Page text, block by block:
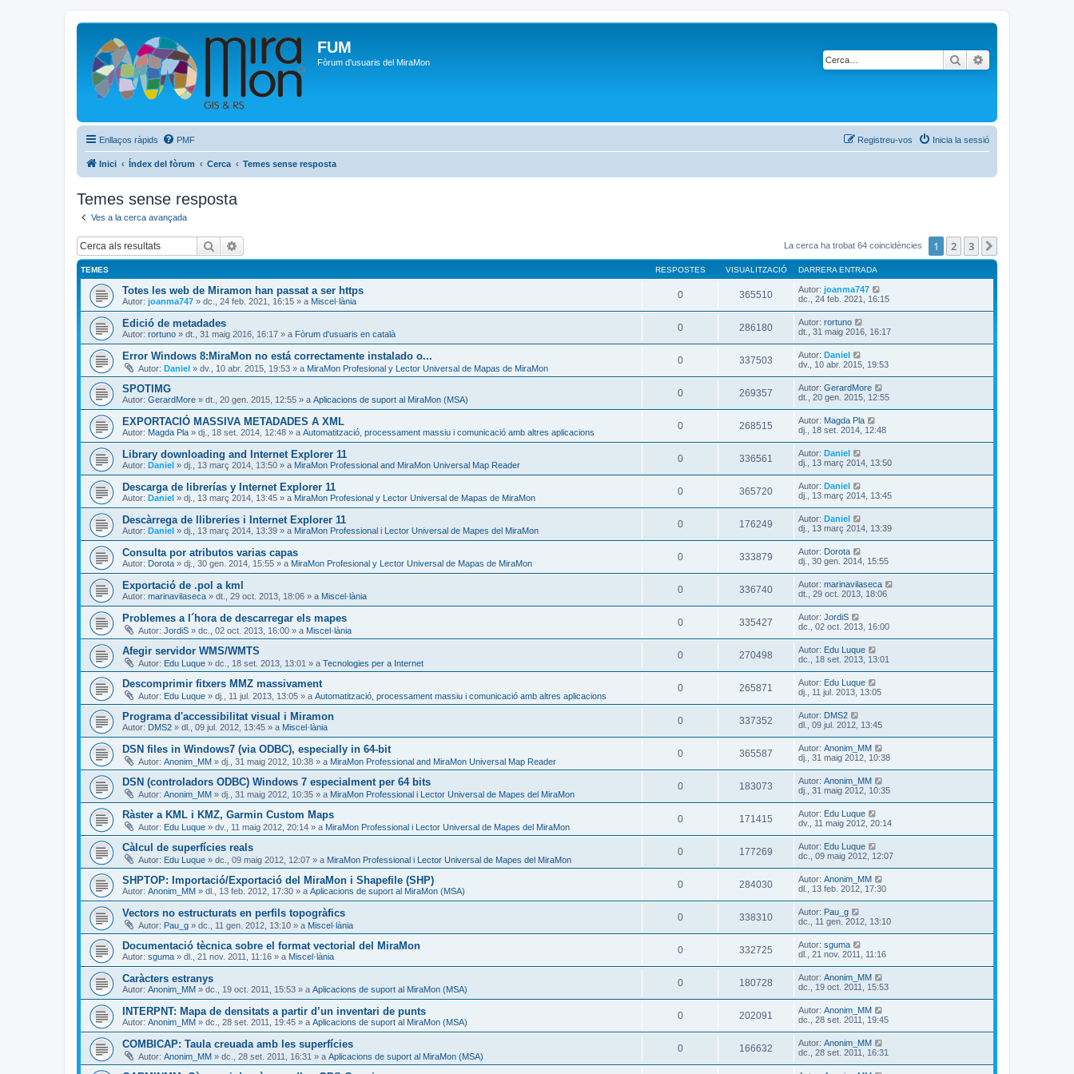
FUM
Fòrum d'usuaris del MiraMon Cerca
Enllaços ràpids PMF Inicia la sessió
Registreu-vos
Inici Índex del fòrum Cerca Temes sense resposta
Temes sense resposta
Ves a la cerca avançada
Cerca La cerca ha trobat 64 coincidències 1 2 3
TEMES RESPOSTES VISUALITZACIÓ DARRERA ENTRADA
Totes les web de Miramon han passat a ser https
Autor: joanma747 » dc., 24 feb. 2021, 16:15 » a Miscel·lània
0 365510 Autor: joanma747
dc., 24 feb. 2021, 16:15
Edició de metadades
Autor: rortuno » dt., 31 maig 2016, 16:17 » a Fòrum d'usuaris en català
0 286180 Autor: rortuno
dt., 31 maig 2016, 16:17
Error Windows 8:MiraMon no está correctamente instalado o...
Autor: Daniel » dv., 10 abr. 2015, 19:53 » a MiraMon Profesional y Lector Universal de Mapas de MiraMon
0 337503 Autor: Daniel
dv., 10 abr. 2015, 19:53
SPOTIMG
Autor: GerardMore » dt., 20 gen. 2015, 12:55 » a Aplicacions de suport al MiraMon (MSA)
0 269357 Autor: GerardMore
dt., 20 gen. 2015, 12:55
EXPORTACIÓ MASSIVA METADADES A XML
Autor: Magda Pla » dj., 18 set. 2014, 12:48 » a Automatització, processament massiu i comunicació amb altres aplicacions
0 268515 Autor: Magda Pla
dj., 18 set. 2014, 12:48
Library downloading and Internet Explorer 11
Autor: Daniel » dj., 13 març 2014, 13:50 » a MiraMon Professional and MiraMon Universal Map Reader
0 336561 Autor: Daniel
dj., 13 març 2014, 13:50
Descarga de librerías y Internet Explorer 11
Autor: Daniel » dj., 13 març 2014, 13:45 » a MiraMon Profesional y Lector Universal de Mapas de MiraMon
0 365720 Autor: Daniel
dj., 13 març 2014, 13:45
Descàrrega de llibreries i Internet Explorer 11
Autor: Daniel » dj., 13 març 2014, 13:39 » a MiraMon Professional i Lector Universal de Mapes del MiraMon
0 176249 Autor: Daniel
dj., 13 març 2014, 13:39
Consulta por atributos varias capas
Autor: Dorota » dj., 30 gen. 2014, 15:55 » a MiraMon Profesional y Lector Universal de Mapas de MiraMon
0 333879 Autor: Dorota
dj., 30 gen. 2014, 15:55
Exportació de .pol a kml
Autor: marinavilaseca » dt., 29 oct. 2013, 18:06 » a Miscel·lània
0 336740 Autor: marinavilaseca
dt., 29 oct. 2013, 18:06
Problemes a l´hora de descarregar els mapes
Autor: JordiS » dc., 02 oct. 2013, 16:00 » a Miscel·lània
0 335427 Autor: JordiS
dc., 02 oct. 2013, 16:00
Afegir servidor WMS/WMTS
Autor: Edu Luque » dc., 18 set. 2013, 13:01 » a Tecnologies per a Internet
0 270498 Autor: Edu Luque
dc., 18 set. 2013, 13:01
Descomprimir fitxers MMZ massivament
Autor: Edu Luque » dj., 11 jul. 2013, 13:05 » a Automatització, processament massiu i comunicació amb altres aplicacions
0 265871 Autor: Edu Luque
dj., 11 jul. 2013, 13:05
Programa d'accessibilitat visual i Miramon
Autor: DMS2 » dl., 09 jul. 2012, 13:45 » a Miscel·lània
0 337352 Autor: DMS2
dl., 09 jul. 2012, 13:45
DSN files in Windows7 (via ODBC), especially in 64-bit
Autor: Anonim_MM » dj., 31 maig 2012, 10:38 » a MiraMon Professional and MiraMon Universal Map Reader
0 365587 Autor: Anonim_MM
dj., 31 maig 2012, 10:38
DSN (controladors ODBC) Windows 7 especialment per 64 bits
Autor: Anonim_MM » dj., 31 maig 2012, 10:35 » a MiraMon Professional i Lector Universal de Mapes del MiraMon
0 183073 Autor: Anonim_MM
dj., 31 maig 2012, 10:35
Ràster a KML i KMZ, Garmin Custom Maps
Autor: Edu Luque » dv., 11 maig 2012, 20:14 » a MiraMon Professional i Lector Universal de Mapes del MiraMon
0 171415 Autor: Edu Luque
dv., 11 maig 2012, 20:14
Càlcul de superfícies reals
Autor: Edu Luque » dc., 09 maig 2012, 12:07 » a MiraMon Professional i Lector Universal de Mapes del MiraMon
0 177269 Autor: Edu Luque
dc., 09 maig 2012, 12:07
SHPTOP: Importació/Exportació del MiraMon i Shapefile (SHP)
Autor: Anonim_MM » dl., 13 feb. 2012, 17:30 » a Aplicacions de suport al MiraMon (MSA)
0 284030 Autor: Anonim_MM
dl., 13 feb. 2012, 17:30
Vectors no estructurats en perfils topogràfics
Autor: Pau_g » dc., 11 gen. 2012, 13:10 » a Miscel·lània
0 338310 Autor: Pau_g
dc., 11 gen. 2012, 13:10
Documentació tècnica sobre el format vectorial del MiraMon
Autor: sguma » dl., 21 nov. 2011, 11:16 » a Miscel·lània
0 332725 Autor: sguma
dl., 21 nov. 2011, 11:16
Caràcters estranys
Autor: Anonim_MM » dc., 19 oct. 2011, 15:53 » a Aplicacions de suport al MiraMon (MSA)
0 180728 Autor: Anonim_MM
dc., 19 oct. 2011, 15:53
INTERPNT: Mapa de densitats a partir d’un inventari de punts
Autor: Anonim_MM » dc., 28 set. 2011, 19:45 » a Aplicacions de suport al MiraMon (MSA)
0 202091 Autor: Anonim_MM
dc., 28 set. 2011, 19:45
COMBICAP: Taula creuada amb les superfícies
Autor: Anonim_MM » dc., 28 set. 2011, 16:31 » a Aplicacions de suport al MiraMon (MSA)
0 166632 Autor: Anonim_MM
dc., 28 set. 2011, 16:31